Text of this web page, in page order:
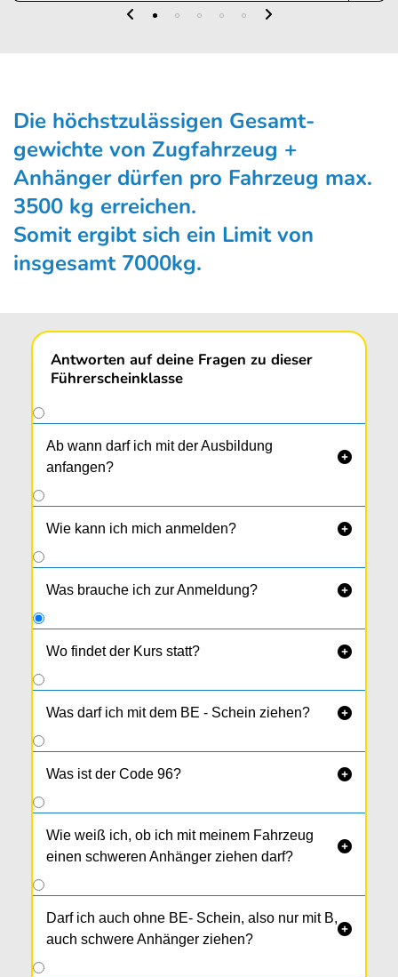
Die höchstzulässigen Gesamt­
gewichte von Zugfahrzeug +
Anhänger dürfen pro Fahrzeug max.
3500 kg erreichen.
Somit ergibt sich ein Limit von
insgesamt 7000kg.
Antworten auf deine Fragen zu dieser
Führerscheinklasse
Ab wann darf ich mit der Ausbildung
anfangen?

Wie kann ich mich anmelden? 
Was brauche ich zur Anmeldung? 
Wo findet der Kurs statt? 
Der BE-Spezialkurs (1 Kurstag) findet in
Neufeldenstatt.
Was darf ich mit dem BE - Schein ziehen? 
Was ist der Code 96? 
Wie weiß ich, ob ich mit meinem Fahrzeug
einen schweren Anhänger ziehen darf?

Darf ich auch ohne BE- Schein, also nur mit B,
auch schwere Anhänger ziehen?
